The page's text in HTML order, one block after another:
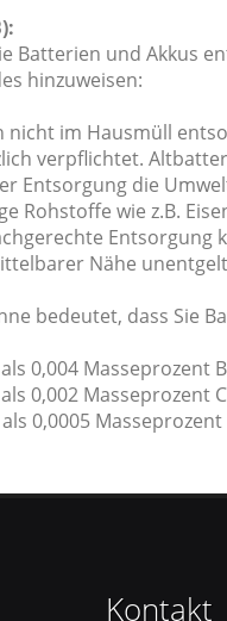
Batterien und Akkus
hinzuweisen:
im Hausmüll
verpflichtet.
Entsorgung die
Rohstoffe wie z.B.
Entsorgung
Nähe
bedeutet, dass Sie
0,004 Masseprozent
0,002 Masseprozent
0,0005
Kontakt